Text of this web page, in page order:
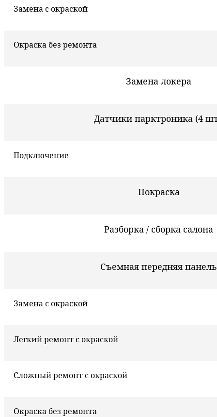
Замена с окраской
Окраска без ремонта
Замена локера
Датчики парктроника (4
Подключение
Покраска
Разборка / сборка салона
Съемная передняя панель
Замена с окраской
Легкий ремонт с окраской
Сложный ремонт с окраской
Окраска без ремонта